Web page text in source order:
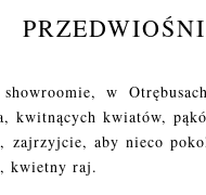
w
kwitnących kwiatów,
zajrzyjcie, aby nieco
kwietny raj.